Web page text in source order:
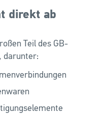
direkt ab
Teil des GB-
darunter: